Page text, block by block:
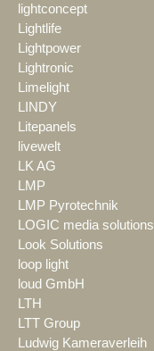
lightconcept
Lightlife
Lightpower
Lightronic
Limelight
LINDY
Litepanels
livewelt
LK AG
LMP
LMP Pyrotechnik
LOGIC media solutions
Look Solutions
loop light
loud GmbH
LTH
LTT Group
Ludwig Kameraverleih